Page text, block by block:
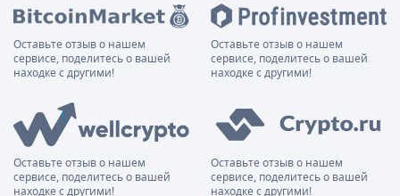
Оставьте отзыв о нашем
сервисе, поделитесь о вашей
находке с другими!
Оставьте отзыв о нашем
сервисе, поделитесь о вашей
находке с другими!
Оставьте отзыв о нашем
сервисе, поделитесь о вашей
находке с другими!
Оставьте отзыв о нашем
сервисе, поделитесь о вашей
находке с другими!